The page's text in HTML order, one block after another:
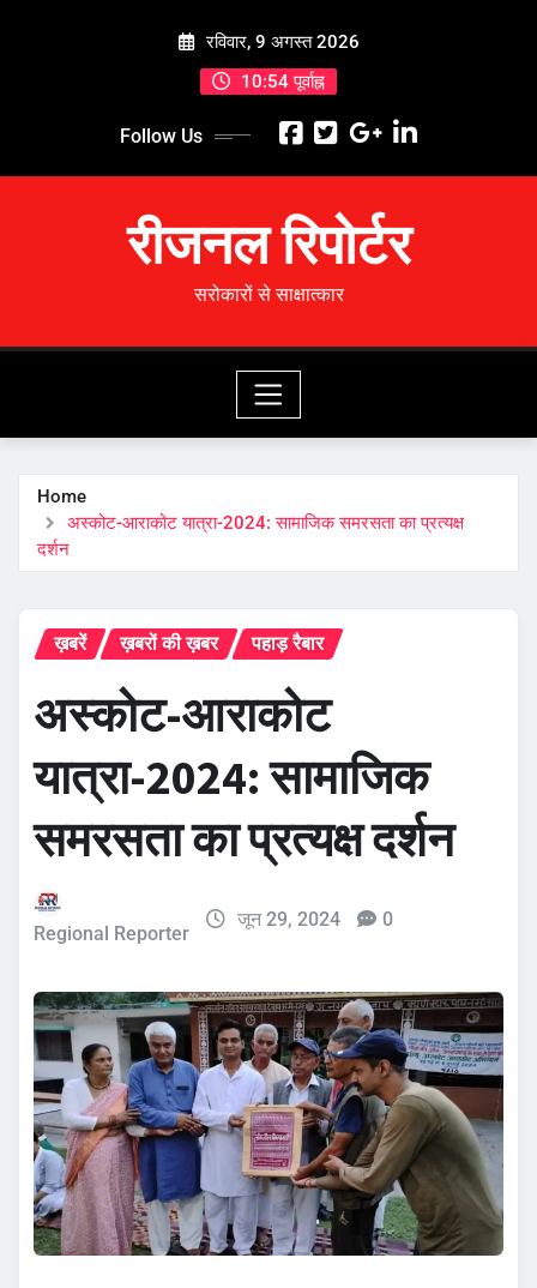
रविवार, 9 अगस्त 2026
10:54 पूर्वाह्न
Follow Us
रीजनल रिपोर्टर
सरोकारों से साक्षात्कार
Home
अस्कोट-आराकोट यात्रा-2024: सामाजिक समरसता का प्रत्यक्ष
दर्शन
ख़बरें ख़बरों की ख़बर पहाड़ रैबार
अस्कोट-आराकोट
यात्रा-2024: सामाजिक
समरसता का प्रत्यक्ष दर्शन
Regional Reporter
जून 29, 2024 0